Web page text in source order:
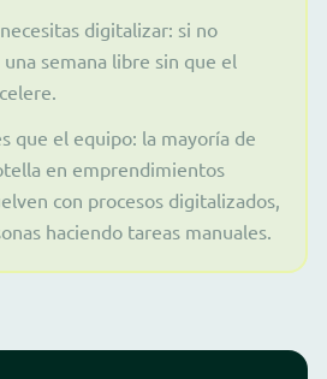
digitalizar: si no
semana libre sin que el
que el equipo: la mayoría de
en emprendimientos
con procesos digitalizados,
haciendo tareas manuales.